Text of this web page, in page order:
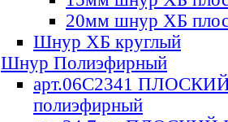
20мм шнур ХБ
Шнур ХБ круглый
Шнур Полиэфирный
арт.06С2341
полиэфирный